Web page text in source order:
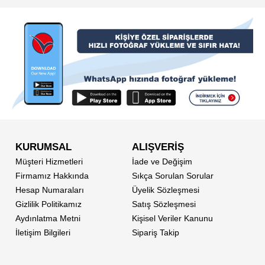
KURUMSAL
Müşteri Hizmetleri
Firmamız Hakkında
Hesap Numaraları
Gizlilik Politikamız
Aydınlatma Metni
İletişim Bilgileri
ALIŞVERİŞ
İade ve Değişim
Sıkça Sorulan Sorular
Üyelik Sözleşmesi
Satış Sözleşmesi
Kişisel Veriler Kanunu
Sipariş Takip